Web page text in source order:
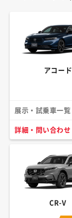
アコード
展示・試乗車一覧
詳細・問い合わせ
CR-V